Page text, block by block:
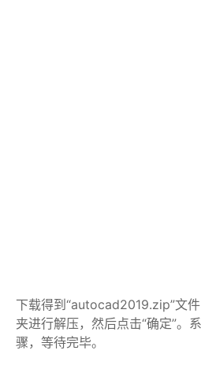
下载得到“autocad2019.zip”文
夹进行解压，然后点击“确定”。
骤，等待完毕。